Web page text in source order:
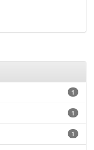
1
1
1